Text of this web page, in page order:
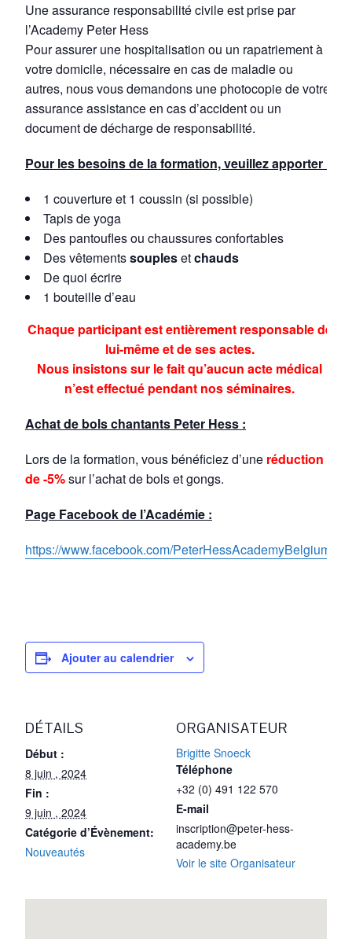
Une assurance responsabilité civile est prise par
l’Academy Peter Hess
Pour assurer une hospitalisation ou un rapatriement à
votre domicile, nécessaire en cas de maladie ou
autres, nous vous demandons une photocopie de votre
assurance assistance en cas d’accident ou un
document de décharge de responsabilité.
Pour les besoins de la formation, veuillez apporter :
1 couverture et 1 coussin (si possible)
Tapis de yoga
Des pantoufles ou chaussures confortables
Des vêtementssouplesetchauds
De quoi écrire
1 bouteille d’eau
Chaque participant est entièrement responsable de
lui-même et de ses actes.
Nous insistons sur le fait qu’aucun acte médical
n’est effectué pendant nos séminaires.
Achat de bols chantants Peter Hess :
Lors de la formation, vous bénéficiez d’une réduction
de -5%sur l’achat de bols et gongs.
Page Facebook de l’Académie :
https://www.facebook.com/PeterHessAcademyBelgium/
Ajouter au calendrier
DÉTAILS
Début :
8 juin , 2024
Fin :
9 juin , 2024
Catégorie d’Évènement:
Nouveautés
ORGANISATEUR
Brigitte Snoeck
Téléphone
+32 (0) 491 122 570
E-mail
inscription@peter-hess-
academy.be
Voir le site Organisateur